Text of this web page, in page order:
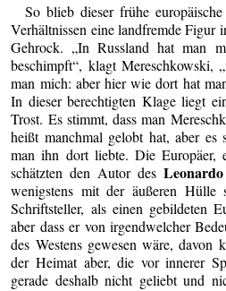
So blieb dieser frühe
Verhältnissen eine landfremde Figur
Gehrock. „In Russland hat man
beschimpft“, klagt Mereschkowski,
man mich: aber hier wie dort hat
In dieser berechtigten Klage liegt
Trost. Es stimmt, dass man
heißt manchmal gelobt hat, aber es
man ihn dort liebte. Die Europäer,
schätzten den Autor desLeonardo
wenigstens mit der äußeren Hülle
Schriftsteller, als einen gebildeten
aber dass er von irgendwelcher
des Westens gewesen wäre, davon
der Heimat aber, die vor innerer
gerade deshalb nicht geliebt und